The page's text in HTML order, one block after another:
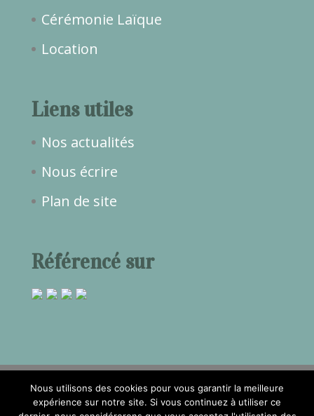
Cérémonie Laïque
Location
Liens utiles
Nos actualités
Nous écrire
Plan de site
Référencé sur
Nous utilisons des cookies pour vous garantir la meilleure
expérience sur notre site. Si vous continuez à utiliser ce